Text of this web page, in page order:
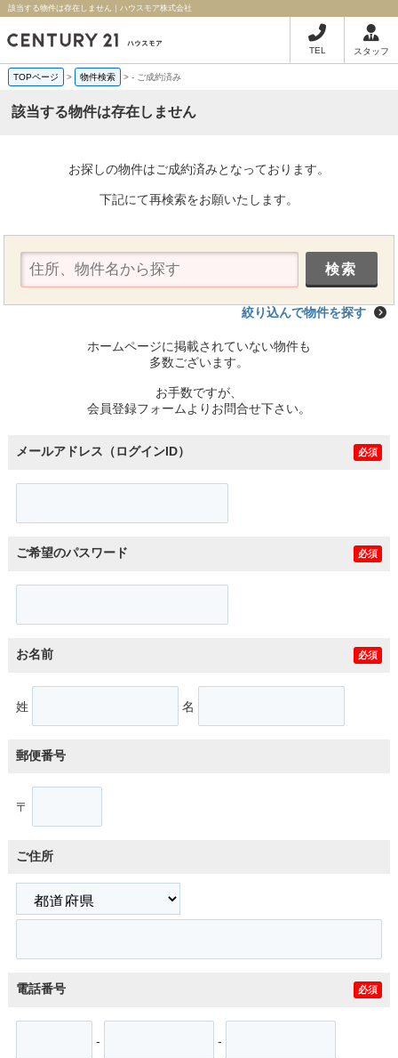
該当する物件は存在しません｜ハウスモア株式会社
TEL スタッフ
TOPページ > 物件検索 >- ご成約済み
該当する物件は存在しません
お探しの物件はご成約済みとなっております。
下記にて再検索をお願いたします。
絞り込んで物件を探す
ホームページに掲載されていない物件も
多数ございます。
お手数ですが、
会員登録フォームよりお問合せ下さい。
メールアドレス（ログインID） 必須
ご希望のパスワード 必須
お名前 必須
姓 名
郵便番号
〒
ご住所
電話番号 必須
- -